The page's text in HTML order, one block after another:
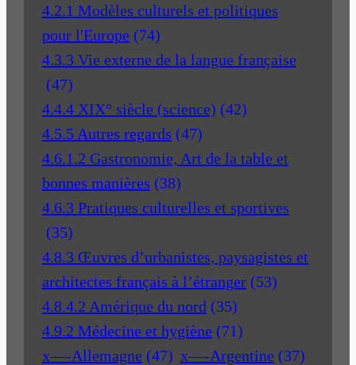
4.2.1 Modèles culturels et politiques
pour l'Europe (74)
4.3.3 Vie externe de la langue française
(47)
4.4.4 XIX° siècle (science) (42)
4.5.5 Autres regards (47)
4.6.1.2 Gastronomie, Art de la table et
bonnes manières (38)
4.6.3 Pratiques culturelles et sportives
(35)
4.8.3 Œuvres d’urbanistes, paysagistes et
architectes français à l’étranger (53)
4.8.4.2 Amérique du nord (35)
4.9.2 Médecine et hygiène (71)
x—-Allemagne (47) x—-Argentine (37)